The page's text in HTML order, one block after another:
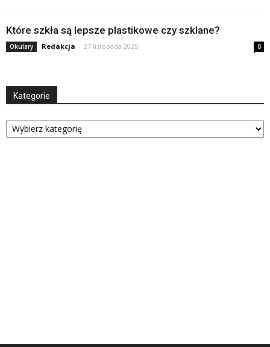
Które szkła są lepsze plastikowe czy szklane?
Okulary Redakcja - 27 listopada 2025 0
Kategorie
Kategorie